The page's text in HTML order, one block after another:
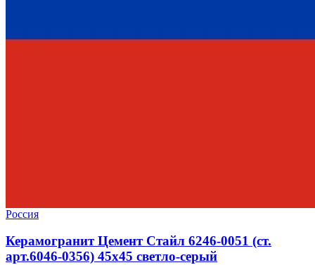
Россия
Керамогранит Цемент Стайл 6246-0051 (ст.
арт.6046-0356) 45x45 светло-серый